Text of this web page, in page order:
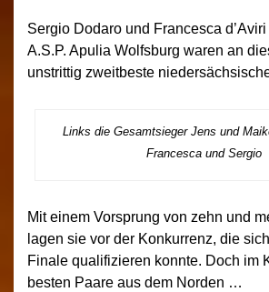
Sergio Dodaro und Francesca
A.S.P. Apulia Wolfsburg waren an
unstrittig zweitbeste
Links die Gesamtsieger Jens und
Francesca und Sergio
Mit einem Vorsprung von zehn und
lagen sie vor der Konkurrenz, die
Finale qualifizieren konnte. Doch im
besten Paare aus dem Norden …